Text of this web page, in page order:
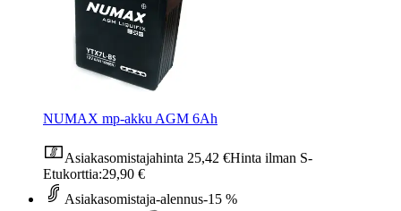
NUMAX mp-akku AGM 6Ah
Asiakasomistajahinta 25,42 €Hinta ilman S-
Etukorttia:29,90 €
Asiakasomistaja-alennus-15 %